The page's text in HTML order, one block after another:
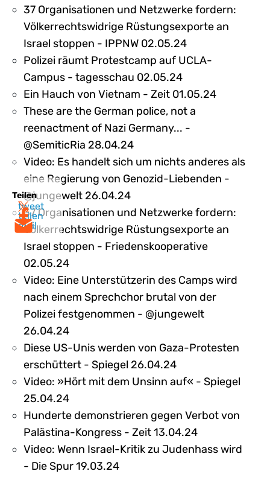
Teilen
tweet
teilen
mail
37 Organisationen und Netzwerke fordern:
Völkerrechtswidrige Rüstungsexporte an
Israel stoppen - IPPNW 02.05.24
Polizei räumt Protestcamp auf UCLA-
Campus - tagesschau 02.05.24
Ein Hauch von Vietnam - Zeit 01.05.24
These are the German police, not a
reenactment of Nazi Germany... -
@SemiticRia 28.04.24
Video: Es handelt sich um nichts anderes als
eine Regierung von Genozid-Liebenden -
@jungewelt 26.04.24
37 Organisationen und Netzwerke fordern:
Völkerrechtswidrige Rüstungsexporte an
Israel stoppen - Friedenskooperative
02.05.24
Video: Eine Unterstützerin des Camps wird
nach einem Sprechchor brutal von der
Polizei festgenommen - @jungewelt
26.04.24
Diese US-Unis werden von Gaza-Protesten
erschüttert - Spiegel 26.04.24
Video: »Hört mit dem Unsinn auf« - Spiegel
25.04.24
Hunderte demonstrieren gegen Verbot von
Palästina-Kongress - Zeit 13.04.24
Video: Wenn Israel-Kritik zu Judenhass wird
- Die Spur 19.03.24